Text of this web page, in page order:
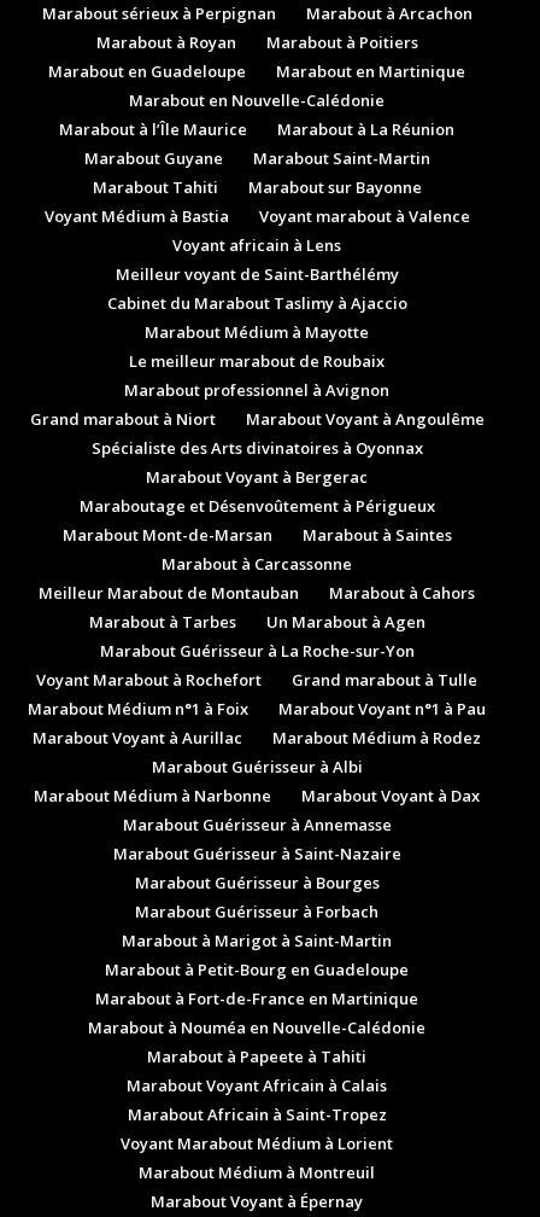
Marabout sérieux à Perpignan
Marabout à Arcachon
Marabout à Royan
Marabout à Poitiers
Marabout en Guadeloupe
Marabout en Martinique
Marabout en Nouvelle-Calédonie
Marabout à l’Île Maurice
Marabout à La Réunion
Marabout Guyane
Marabout Saint-Martin
Marabout Tahiti
Marabout sur Bayonne
Voyant Médium à Bastia
Voyant marabout à Valence
Voyant africain à Lens
Meilleur voyant de Saint-Barthélémy
Cabinet du Marabout Taslimy à Ajaccio
Marabout Médium à Mayotte
Le meilleur marabout de Roubaix
Marabout professionnel à Avignon
Grand marabout à Niort
Marabout Voyant à Angoulême
Spécialiste des Arts divinatoires à Oyonnax
Marabout Voyant à Bergerac
Maraboutage et Désenvoûtement à Périgueux
Marabout Mont-de-Marsan
Marabout à Saintes
Marabout à Carcassonne
Meilleur Marabout de Montauban
Marabout à Cahors
Marabout à Tarbes
Un Marabout à Agen
Marabout Guérisseur à La Roche-sur-Yon
Voyant Marabout à Rochefort
Grand marabout à Tulle
Marabout Médium n°1 à Foix
Marabout Voyant n°1 à Pau
Marabout Voyant à Aurillac
Marabout Médium à Rodez
Marabout Guérisseur à Albi
Marabout Médium à Narbonne
Marabout Voyant à Dax
Marabout Guérisseur à Annemasse
Marabout Guérisseur à Saint-Nazaire
Marabout Guérisseur à Bourges
Marabout Guérisseur à Forbach
Marabout à Marigot à Saint-Martin
Marabout à Petit-Bourg en Guadeloupe
Marabout à Fort-de-France en Martinique
Marabout à Nouméa en Nouvelle-Calédonie
Marabout à Papeete à Tahiti
Marabout Voyant Africain à Calais
Marabout Africain à Saint-Tropez
Voyant Marabout Médium à Lorient
Marabout Médium à Montreuil
Marabout Voyant à Épernay